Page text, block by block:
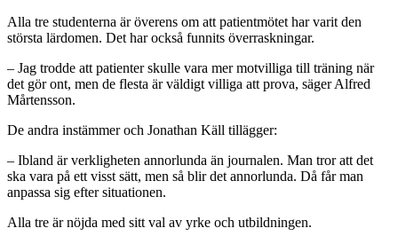
Alla tre studenterna är överens om att patientmötet har varit den
största lärdomen. Det har också funnits överraskningar.
– Jag trodde att patienter skulle vara mer motvilliga till träning när
det gör ont, men de flesta är väldigt villiga att prova, säger Alfred
Mårtensson.
De andra instämmer och Jonathan Käll tillägger:
– Ibland är verkligheten annorlunda än journalen. Man tror att det
ska vara på ett visst sätt, men så blir det annorlunda. Då får man
anpassa sig efter situationen.
Alla tre är nöjda med sitt val av yrke och utbildningen.